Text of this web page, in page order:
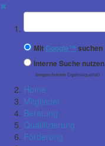
✖
Suchbegriff
Mit Google™ suchen
Interne Suche nutzen
(eingeschränkte Ergebnisqualität)
Home
Mitglieder
Beratung
Qualifizierung
Förderung